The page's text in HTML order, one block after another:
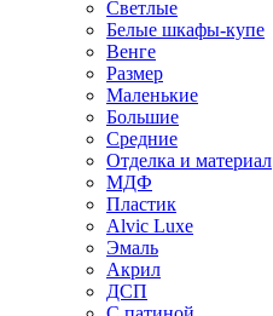
Светлые
Белые шкафы-купе
Венге
Размер
Маленькие
Большие
Средние
Отделка и материал
МДФ
Пластик
Alvic Luxe
Эмаль
Акрил
ДСП